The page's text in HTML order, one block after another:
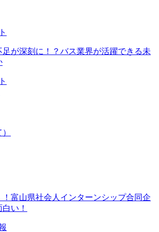
が深刻に！？バス業界が活躍できる未
富山県社会人インターンシップ合同企
い！